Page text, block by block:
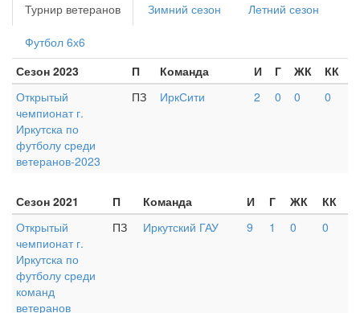
Турнир ветеранов Зимний сезон Летний сезон
Футбол 6х6
Сезон 2023
П Команда И Г ЖК
КК
Открытый
чемпионат г.
Иркутска по
футболу среди
ветеранов-2023
ПЗ ИркСити 2 0 0 0
Сезон 2021 П Команда И Г ЖК
КК
Открытый
чемпионат г.
Иркутска по
футболу среди
команд
ветеранов
ПЗ Иркутский ГАУ 9 1 0 0